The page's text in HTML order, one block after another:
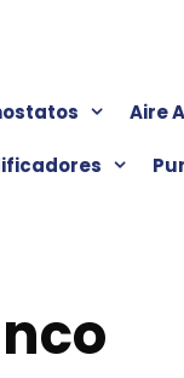
Aire